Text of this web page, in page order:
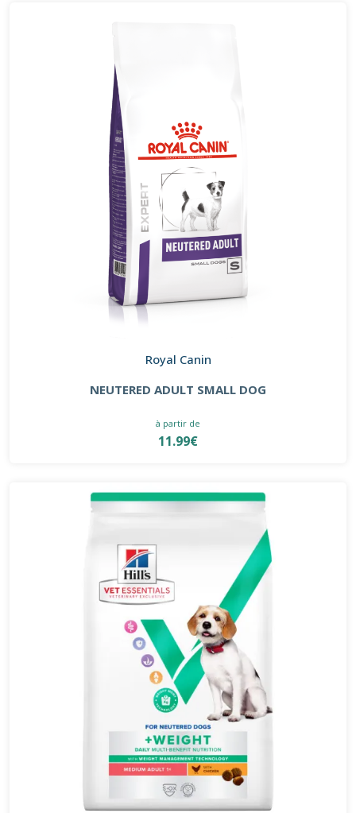
Royal Canin
NEUTERED ADULT SMALL DOG
à partir de
11.99€